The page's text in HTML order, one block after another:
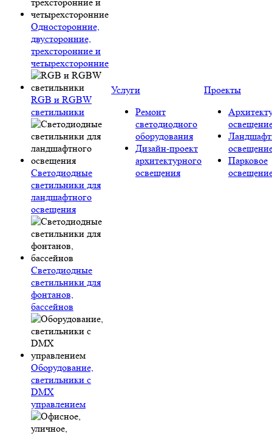
Односторонние,
двусторонние,
трехсторонние и
четырехсторонние
RGB и RGBW
светильники
Светодиодные
светильники для
ландшафтного
освещения
Светодиодные
светильники для
фонтанов,
бассейнов
Оборудование,
светильники с
DMX
управлением
Услуги
Ремонт
светодиодного
оборудования
Дизайн-проект
архитектурного
освещения
Проекты
Парковое